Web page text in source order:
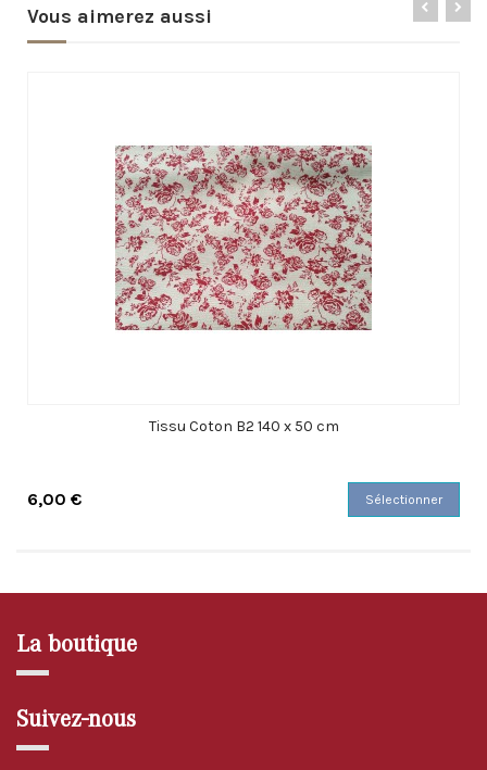
Vous aimerez aussi
Tissu Coton B2 140 x 50 cm
6,00 € Sélectionner
La boutique
Suivez-nous